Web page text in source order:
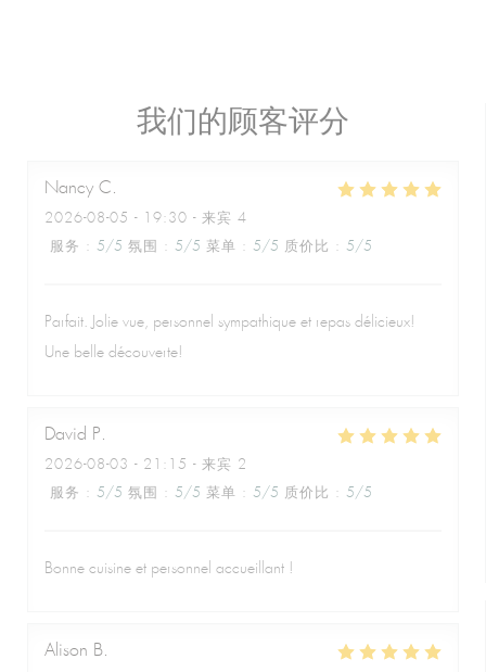
我们的顾客评分
Nancy C
2026-08-05 - 19:30 - 来宾 4
服务 : 5/5 氛围 : 5/5 菜单 : 5/5 质价比 : 5/5
Parfait. Jolie vue, personnel sympathique et repas délicieux!
Une belle découverte!
David P
2026-08-03 - 21:15 - 来宾 2
服务 : 5/5 氛围 : 5/5 菜单 : 5/5 质价比 : 5/5
Bonne cuisine et personnel accueillant !
Alison B